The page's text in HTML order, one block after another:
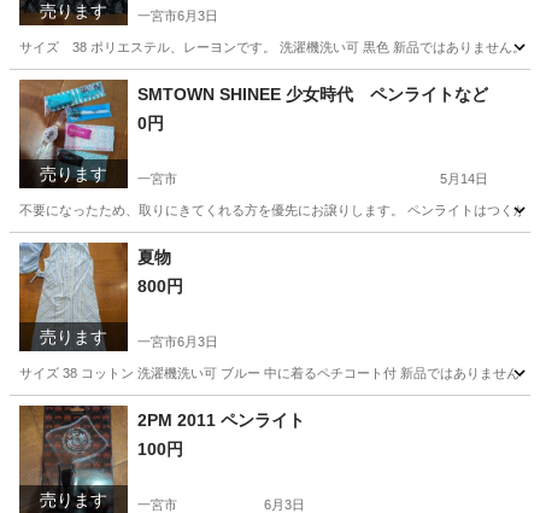
売ります 一宮市6月3日
サイズ 38 ポリエステル、レーヨンです。 洗濯機洗い可 黒色 新品ではありません。
愛知 一宮市
売ります
SMTOWN SHINEE 少女時代 ペンライトなど
0円
一宮市 5月14日
不要になったため、取りにきてくれる方を優先にお譲りします。 ペンライトはつくか
愛知 一宮市 その他
売ります
夏物
800円
一宮市6月3日
サイズ 38 コットン 洗濯機洗い可 ブルー 中に着るペチコート付 新品ではありません。
愛知 一宮市 夏物
売ります
2PM 2011 ペンライト
100円
一宮市 6月3日